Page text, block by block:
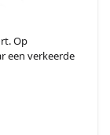
Op
een verkeerde